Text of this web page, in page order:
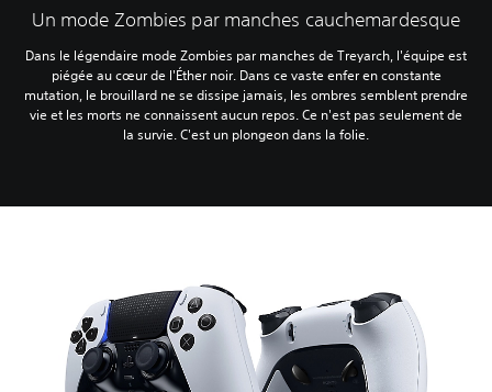
Un mode Zombies par manches cauchemardesque
Dans le légendaire mode Zombies par manches de Treyarch, l'équipe est
piégée au cœur de l'Éther noir. Dans ce vaste enfer en constante
mutation, le brouillard ne se dissipe jamais, les ombres semblent prendre
vie et les morts ne connaissent aucun repos. Ce n'est pas seulement de
la survie. C'est un plongeon dans la folie.